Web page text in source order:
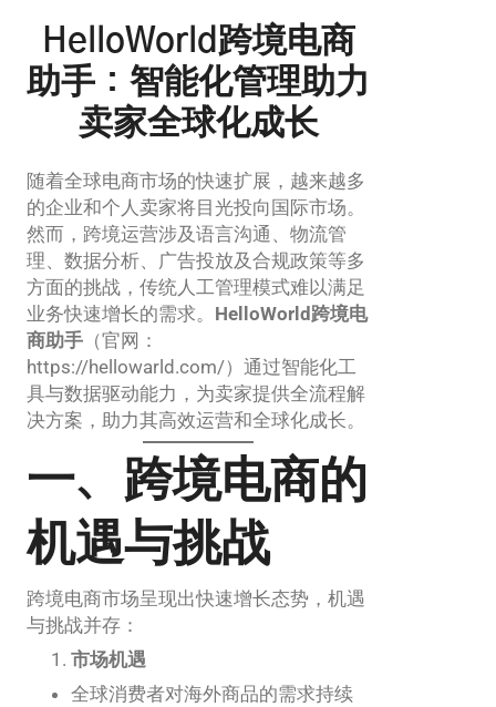
HelloWorld跨境电商
助手：智能化管理助力
卖家全球化成长
随着全球电商市场的快速扩展，越来越多
的企业和个人卖家将目光投向国际市场。
然而，跨境运营涉及语言沟通、物流管
理、数据分析、广告投放及合规政策等多
方面的挑战，传统人工管理模式难以满足
业务快速增长的需求。 HelloWorld跨境电
商助手 （官网：
https://hellowarld.com/）通过智能化工
具与数据驱动能力，为卖家提供全流程解
决方案，助力其高效运营和全球化成长。
一、跨境电商的
机遇与挑战
跨境电商市场呈现出快速增长态势，机遇
与挑战并存：
市场机遇
全球消费者对海外商品的需求持续